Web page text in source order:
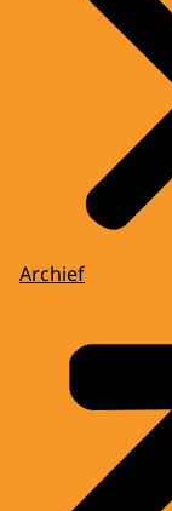
Archief